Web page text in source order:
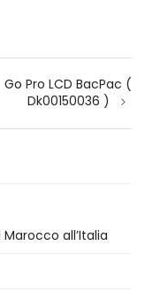
Go Pro LCD BacPac (
Dk00150036 )
all’Italia